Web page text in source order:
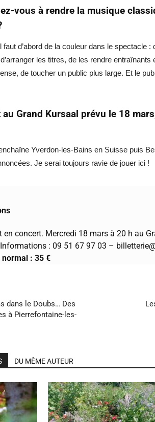
vous à rendre la musique
faut d’abord de la couleur dans le spectacle
les titres, de les rendre
de toucher un public plus large. Et le
Grand Kursaal prévu le 18
Yverdon-les-Bains en Suisse puis
Je serai toujours ravie de jouer ici !
en concert. Mercredi 18 mars à 20 h au
Informations : 09 51 67 97 03 –
: 35 €
dans le Doubs… Des
à Pierrefontaine-les-
DU MÊME AUTEUR